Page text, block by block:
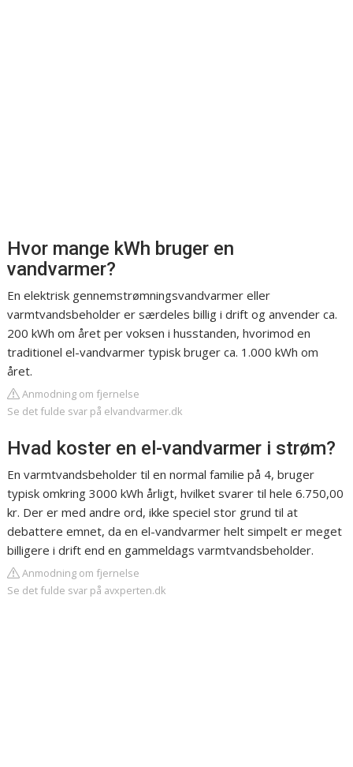
Hvor mange kWh bruger en
vandvarmer?
En elektrisk gennemstrømningsvandvarmer eller
varmtvandsbeholder er særdeles billig i drift og anvender ca.
200 kWh om året per voksen i husstanden, hvorimod en
traditionel el-vandvarmer typisk bruger ca. 1.000 kWh om
året.
Anmodning om fjernelse
Se det fulde svar på elvandvarmer.dk
Hvad koster en el-vandvarmer i strøm?
En varmtvandsbeholder til en normal familie på 4, bruger
typisk omkring 3000 kWh årligt, hvilket svarer til hele 6.750,00
kr. Der er med andre ord, ikke speciel stor grund til at
debattere emnet, da en el-vandvarmer helt simpelt er meget
billigere i drift end en gammeldags varmtvandsbeholder.
Anmodning om fjernelse
Se det fulde svar på avxperten.dk